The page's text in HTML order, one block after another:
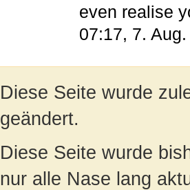
even realise
07:17, 7.
Diese Seite wurde
geändert.
Diese Seite wurde
nur alle Nase lang